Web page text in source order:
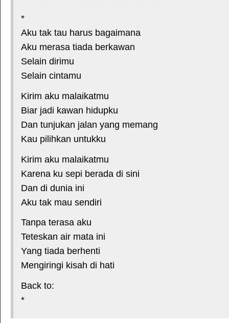
*
Aku tak tau harus bagaimana
Aku merasa tiada berkawan
Selain dirimu
Selain cintamu
Kirim aku malaikatmu
Biar jadi kawan hidupku
Dan tunjukan jalan yang memang
Kau pilihkan untukku
Kirim aku malaikatmu
Karena ku sepi berada di sini
Dan di dunia ini
Aku tak mau sendiri
Tanpa terasa aku
Teteskan air mata ini
Yang tiada berhenti
Mengiringi kisah di hati
Back to:
*